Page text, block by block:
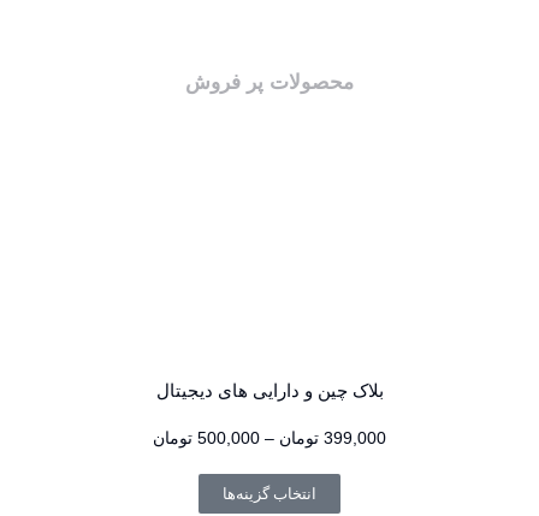
محصولات پر فروش
بلاک چین و دارایی های دیجیتال
399,000 تومان –
500,000 تومان
انتخاب گزینه‌ها